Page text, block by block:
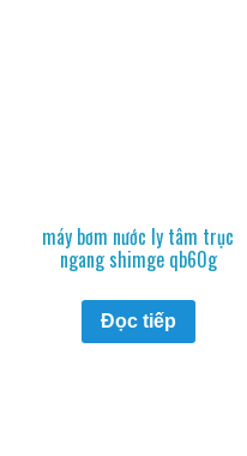
máy bơm nước ly tâm trục
ngang shimge qb60g
Đọc tiếp